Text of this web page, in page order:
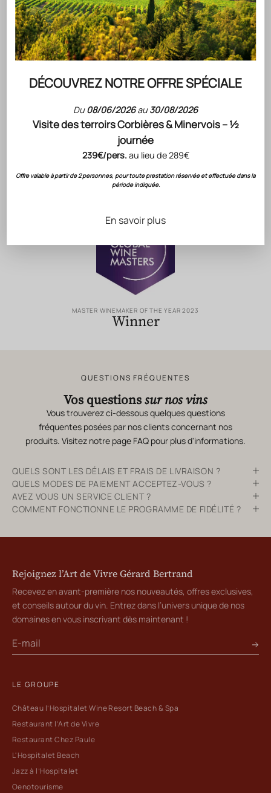
DÉCOUVREZ NOTRE OFFRE SPÉCIALE
Du08/06/2026au30/08/2026
Visite des terroirs Corbières & Minervois – ½
journée
239€/pers. au lieu de 289€
Offre valable à partir de 2 personnes, pour toute prestation réservée et effectuée dans la
période indiquée.
En savoir plus
mouvement des Troubadours au Moyen-Age.
ACCORD METS & VINS PROPOSÉS PAR NOTRE CHEF
VINIFICATION ET ÉLEVAGE
NOTE DE DÉGUSTATION
CÉPAGES
FICHE TECHNIQUE
RECONNAISSANCE DU SAVOIR-FAIRE GÉRARD
BERTRAND
Évaluations& Notation
MASTER WINEMAKER OF THE YEAR 2023
Winner
QUESTIONS FRÉQUENTES
Vos questionssur nos vins
Vous trouverez ci-dessous quelques questions
fréquentes posées par nos clients concernant nos
produits. Visitez notre page FAQ pour plus d'informations.
QUELS SONT LES DÉLAIS ET FRAIS DE LIVRAISON ?
QUELS MODES DE PAIEMENT ACCEPTEZ-VOUS ?
AVEZ VOUS UN SERVICE CLIENT ?
COMMENT FONCTIONNE LE PROGRAMME DE FIDÉLITÉ ?
Rejoignez l’Art de Vivre Gérard Bertrand
Recevez en avant-première nos nouveautés, offres exclusives,
et conseils autour du vin. Entrez dans l’univers unique de nos
domaines en vous inscrivant dès maintenant !
LE GROUPE
Château l’Hospitalet Wine Resort Beach & Spa
Restaurant l’Art de Vivre
Restaurant Chez Paule
L'Hospitalet Beach
Jazz à l’Hospitalet
Oenotourisme